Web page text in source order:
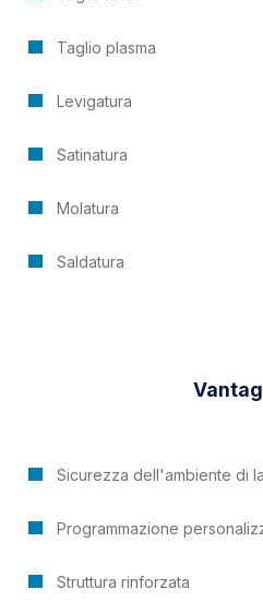
Taglio plasma
Levigatura
Satinatura
Molatura
Saldatura
Sicurezza dell'ambiente
Programmazione
Struttura rinforzata